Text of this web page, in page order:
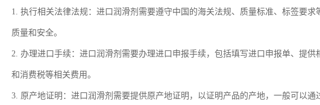
1. 执行相关法律法规：进口润滑剂需要遵守中国的海关法规、质量标准、标签要
质量和安全。
2. 办理进口手续：进口润滑剂需要办理进口申报手续，包括填写进口申报单、提
和消费税等相关费用。
3. 原产地证明：进口润滑剂需要提供原产地证明，以证明产品的产地，一般可以